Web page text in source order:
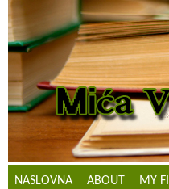
NASLOVNA ABOUT MY